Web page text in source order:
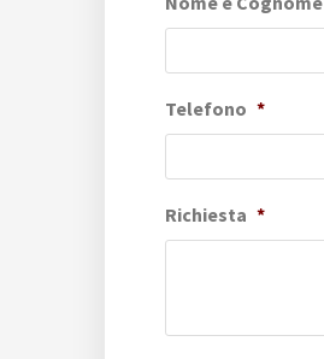
Telefono *
Richiesta *